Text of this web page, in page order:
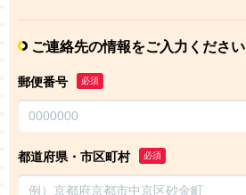
ご連絡先の情報をご入力ください
郵便番号 必須
都道府県・市区町村 必須